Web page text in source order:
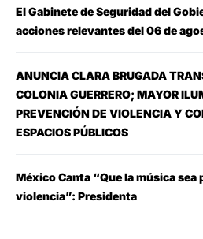
El Gabinete de Seguridad del
acciones relevantes del 06 de
ANUNCIA CLARA BRUGADA
COLONIA GUERRERO; MAYOR
PREVENCIÓN DE VIOLENCIA Y
ESPACIOS PÚBLICOS
México Canta “Que la música sea
violencia”: Presidenta